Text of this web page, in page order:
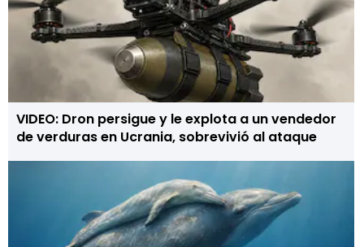
VIDEO: Dron persigue y le explota a un vendedor
de verduras en Ucrania, sobrevivió al ataque